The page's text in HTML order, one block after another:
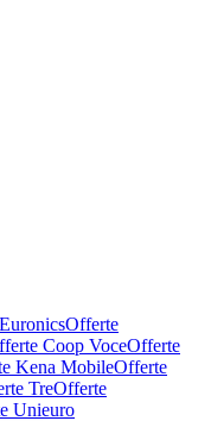
Offerte
Coop VoceOfferte
Kena MobileOfferte
TreOfferte
Unieuro